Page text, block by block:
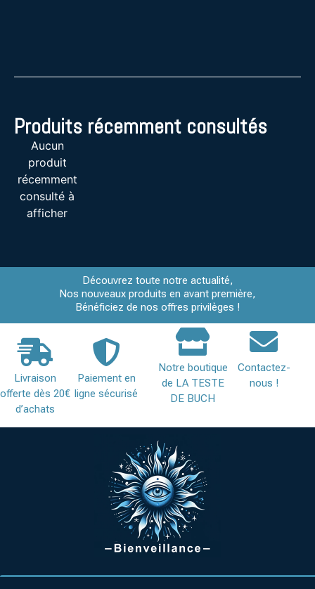
Produits récemment consultés
Aucun
produit
récemment
consulté à
afficher
Découvrez toute notre actualité,
Nos nouveaux produits en avant première,
Bénéficiez de nos offres privilèges !
Livraison
offerte dès 20€
d’achats
Paiement en
ligne sécurisé
Notre boutique
de LA TESTE
DE BUCH
Contactez-
nous !